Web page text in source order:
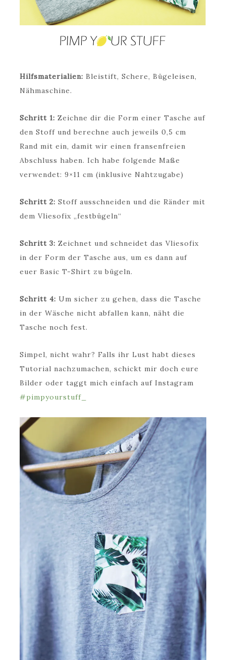
Hilfsmaterialien: Bleistift, Schere, Bügeleisen,
Nähmaschine.
Schritt 1: Zeichne dir die Form einer Tasche auf
den Stoff und berechne auch jeweils 0,5 cm
Rand mit ein, damit wir einen fransenfreien
Abschluss haben. Ich habe folgende Maße
verwendet: 9×11 cm (inklusive Nahtzugabe)
Schritt 2: Stoff ausschneiden und die Ränder mit
dem Vliesofix „festbügeln“
Schritt 3: Zeichnet und schneidet das Vliesofix
in der Form der Tasche aus, um es dann auf
euer Basic T-Shirt zu bügeln.
Schritt 4: Um sicher zu gehen, dass die Tasche
in der Wäsche nicht abfallen kann, näht die
Tasche noch fest.
Simpel, nicht wahr? Falls ihr Lust habt dieses
Tutorial nachzumachen, schickt mir doch eure
Bilder oder taggt mich einfach auf Instagram
#pimpyourstuff_